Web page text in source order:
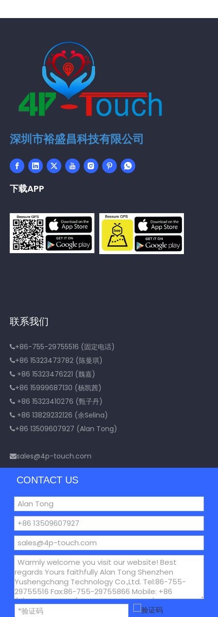
深圳市裕盛昌科技有限公司
下载APP
联系我们
+86-755-29755516 (固定电话)
+86 15323473782 (陈曼琪)
 +86 15323476221 (魏嘉)
+86 15999687130 (杨凯茜)
 +86 15323410276 (甄子丹)
 +86 13829232126 (余Selina)
+86 13509607927 (Alan Tong)
sales@4p-touch.com
CONTACT US